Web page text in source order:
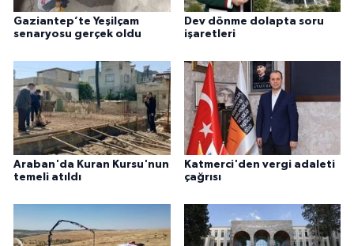
Gaziantep’te Yeşilçam
senaryosu gerçek oldu
Dev dönme dolapta soru
işaretleri
Araban'da Kuran Kursu'nun
temeli atıldı
Katmerci'den vergi adaleti
çağrısı